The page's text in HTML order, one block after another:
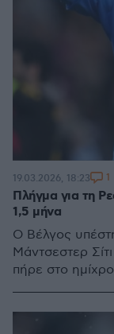
Πλήγμα για τη
1,5 μήνα
Ο Βέλγος
Μάντσεστερ
πήρε στο
19.03.2026, 18:23 1